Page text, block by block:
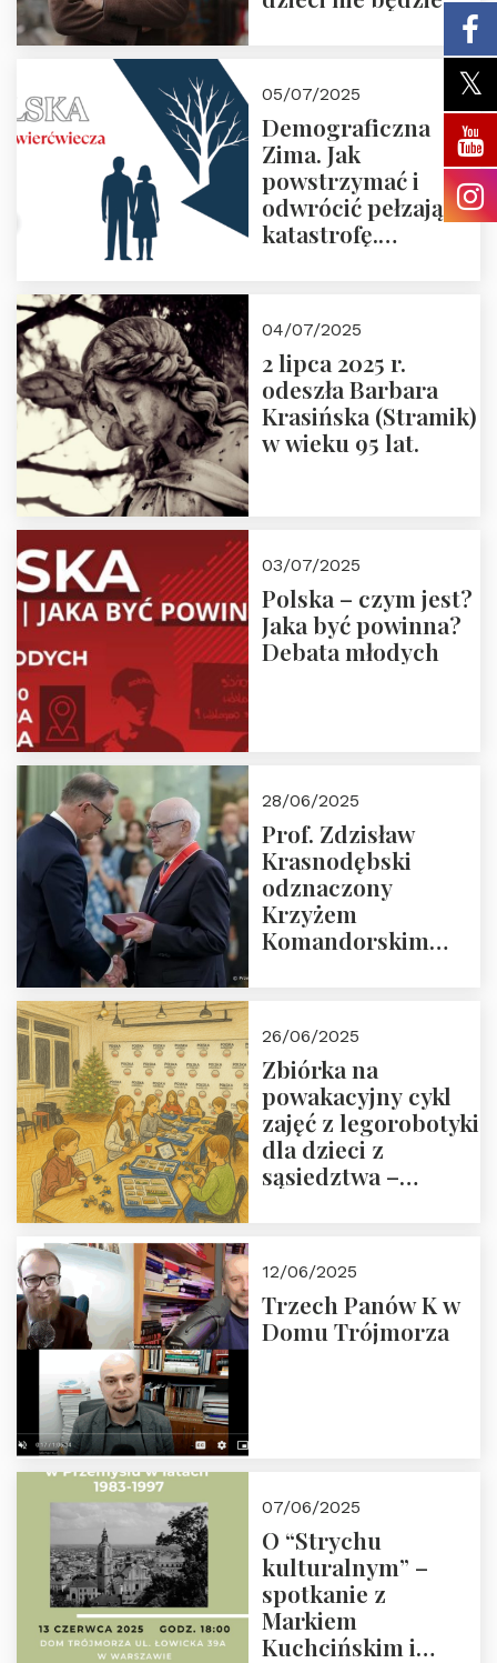
05/07/2025
Demograficzna
Zima. Jak
powstrzymać i
odwrócić pełzającą
katastrofę.
Nowego
Ćwierćwiecza”
04/07/2025
2 lipca 2025 r.
odeszła Barbara
Krasińska (Stramik)
w wieku 95 lat.
03/07/2025
Polska – czym jest?
Jaka być powinna?
Debata młodych
28/06/2025
Prof. Zdzisław
Krasnodębski
odznaczony
Krzyżem
Komandorskim
26/06/2025
Zbiórka na
powakacyjny cykl
zajęć z legorobotyki
dla dzieci z
sąsiedztwa –
Fundacji
12/06/2025
Trzech Panów K w
Domu Trójmorza
07/06/2025
O “Strychu
kulturalnym” –
spotkanie z
Markiem
Kuchcińskim i